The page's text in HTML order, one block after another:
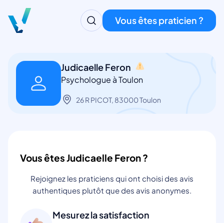
Vous êtes praticien ?
Judicaelle Feron
Psychologue à Toulon
26 R PICOT, 83000 Toulon
Vous êtes Judicaelle Feron ?
Rejoignez les praticiens qui ont choisi des avis
authentiques plutôt que des avis anonymes.
Mesurez la satisfaction